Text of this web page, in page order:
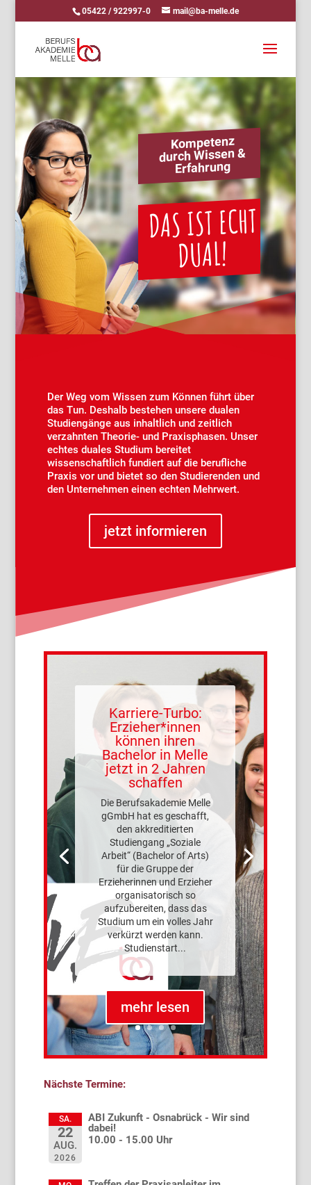
05422 / 922997-0 mail@ba-melle.de
Kompetenz
durch Wissen &
Erfahrung
DAS IST ECHT
DUAL!
Der Weg vom Wissen zum Können führt über
das Tun. Deshalb bestehen unsere dualen
Studiengänge aus inhaltlich und zeitlich
verzahnten Theorie- und Praxisphasen. Unser
echtes duales Studium bereitet
wissenschaftlich fundiert auf die berufliche
Praxis vor und bietet so den Studierenden und
den Unternehmen einen echten Mehrwert.
jetzt informieren
Karriere-Turbo:
Erzieher*innen
können ihren
Bachelor in Melle
jetzt in 2 Jahren
schaffen
Die Berufsakademie Melle
gGmbH hat es geschafft,
den akkreditierten
Studiengang „Soziale
Arbeit“ (Bachelor of Arts)
für die Gruppe der
Erzieherinnen und Erzieher
organisatorisch so
aufzubereiten, dass das
Studium um ein volles Jahr
verkürzt werden kann.
Studienstart...
mehr lesen
Nächste Termine:
SA.
22
AUG.
2026
ABI Zukunft - Osnabrück - Wir sind
dabei!
10.00 - 15.00 Uhr